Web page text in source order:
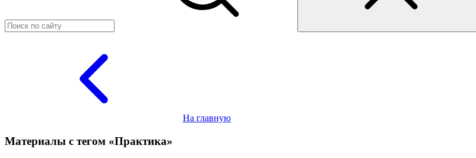
На главную
Материалы с тегом «Практика»